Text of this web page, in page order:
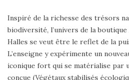
Inspiré de la richesse des trésors
biodiversité, l’univers de la
Halles se veut être le reflet de la
L’enseigne y expérimente un
iconique fort qui se matérialise par
conçue (Végétaux stabilisés